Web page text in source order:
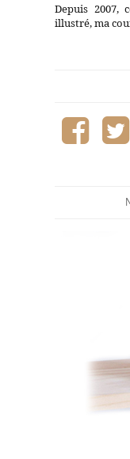
Depuis
illustré, ma